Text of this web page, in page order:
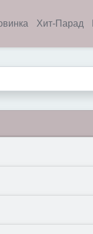
Хит-Парад